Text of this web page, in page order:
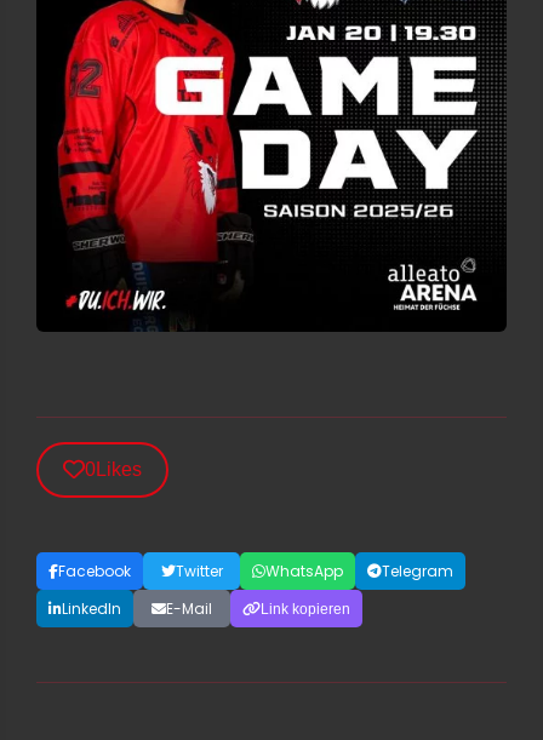
0Likes
Facebook Twitter WhatsApp
Telegram
LinkedIn
E-Mail Link kopieren